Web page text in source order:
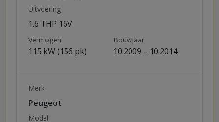
Uitvoering
1.6 THP 16V
Vermogen
115 kW (156 pk)
Bouwjaar
10.2009 – 10.2014
Merk
Peugeot
Model